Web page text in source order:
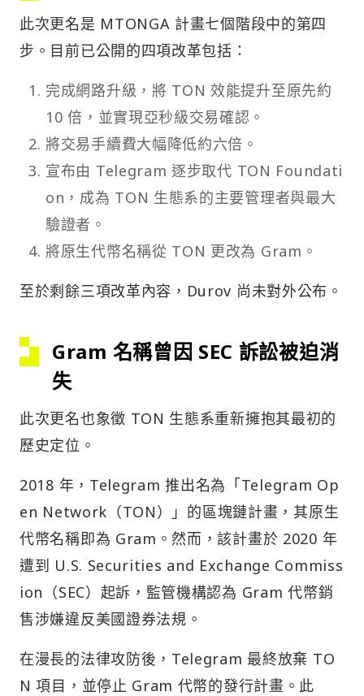
此次更名是 MTONGA 計畫七個階段中的第四
步。目前已公開的四項改革包括：
完成網路升級，將 TON 效能提升至原先約
10 倍，並實現亞秒級交易確認。
將交易手續費大幅降低約六倍。
宣布由 Telegram 逐步取代 TON Foundati
on，成為 TON 生態系的主要管理者與最大
驗證者。
將原生代幣名稱從 TON 更改為 Gram。
至於剩餘三項改革內容，Durov 尚未對外公布。
Gram 名稱曾因 SEC 訴訟被迫消
失
此次更名也象徵 TON 生態系重新擁抱其最初的
歷史定位。
2018 年，Telegram 推出名為「Telegram Op
en Network（TON）」的區塊鏈計畫，其原生
代幣名稱即為 Gram。然而，該計畫於 2020 年
遭到 U.S. Securities and Exchange Commiss
ion（SEC）起訴，監管機構認為 Gram 代幣銷
售涉嫌違反美國證券法規。
在漫長的法律攻防後，Telegram 最終放棄 TO
N 項目，並停止 Gram 代幣的發行計畫。此